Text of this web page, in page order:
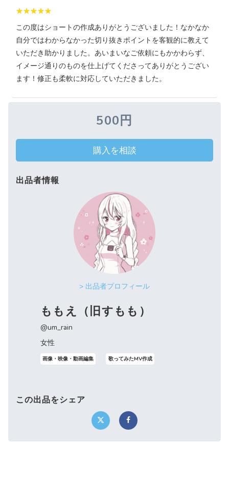
この度はショートの作成ありがとうございました！なかなか
自分ではわからなかった切り抜きポイントを客観的に教えて
いただき助かりました。あいまいなご依頼にもかかわらず、
イメージ通りのものを仕上げてくださってありがとうござい
ます！修正も柔軟に対応していただきました。
500円
購入を相談
出品者情報
> 出品者プロフィール
ももえ（旧すもも）
@um_rain
女性
画像・映像・動画編集 歌ってみたMV作成
この出品をシェア